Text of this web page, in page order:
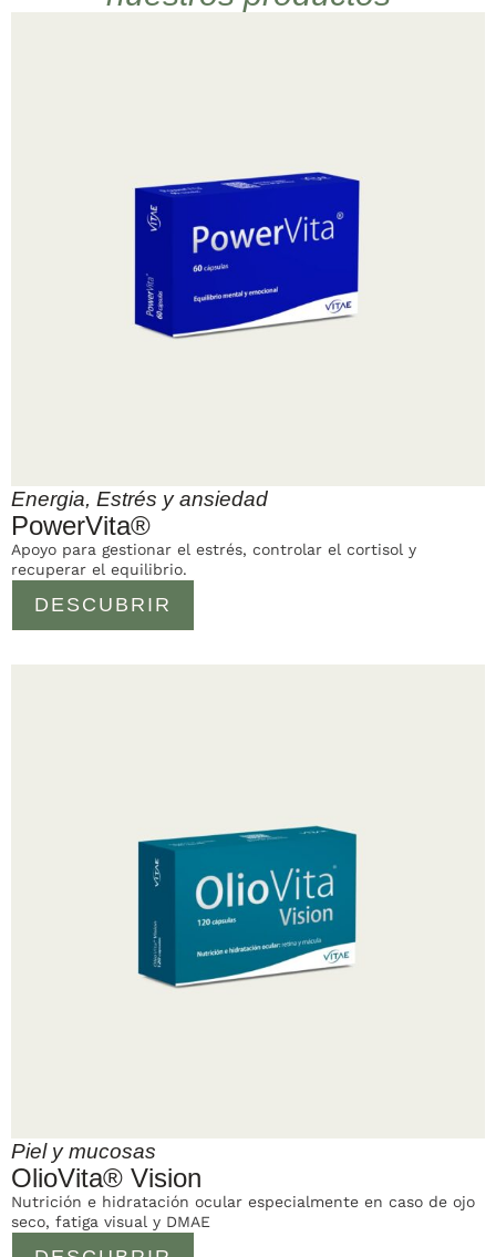
Energia, Estrés y ansiedad
PowerVita®
DESCUBRIR
Apoyo para gestionar el estrés, controlar el cortisol y
recuperar el equilibrio.
Piel y mucosas
OlioVita® Vision
Nutrición e hidratación ocular especialmente en caso de ojo
seco, fatiga visual y DMAE